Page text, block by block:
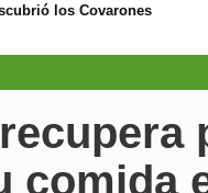
los Covarones
comida